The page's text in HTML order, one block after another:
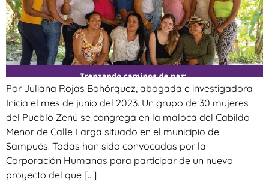
Por Juliana Rojas Bohórquez, abogada e investigadora
Inicia el mes de junio del 2023. Un grupo de 30 mujeres
del Pueblo Zenú se congrega en la maloca del Cabildo
Menor de Calle Larga situado en el municipio de
Sampués. Todas han sido convocadas por la
Corporación Humanas para participar de un nuevo
proyecto del que […]